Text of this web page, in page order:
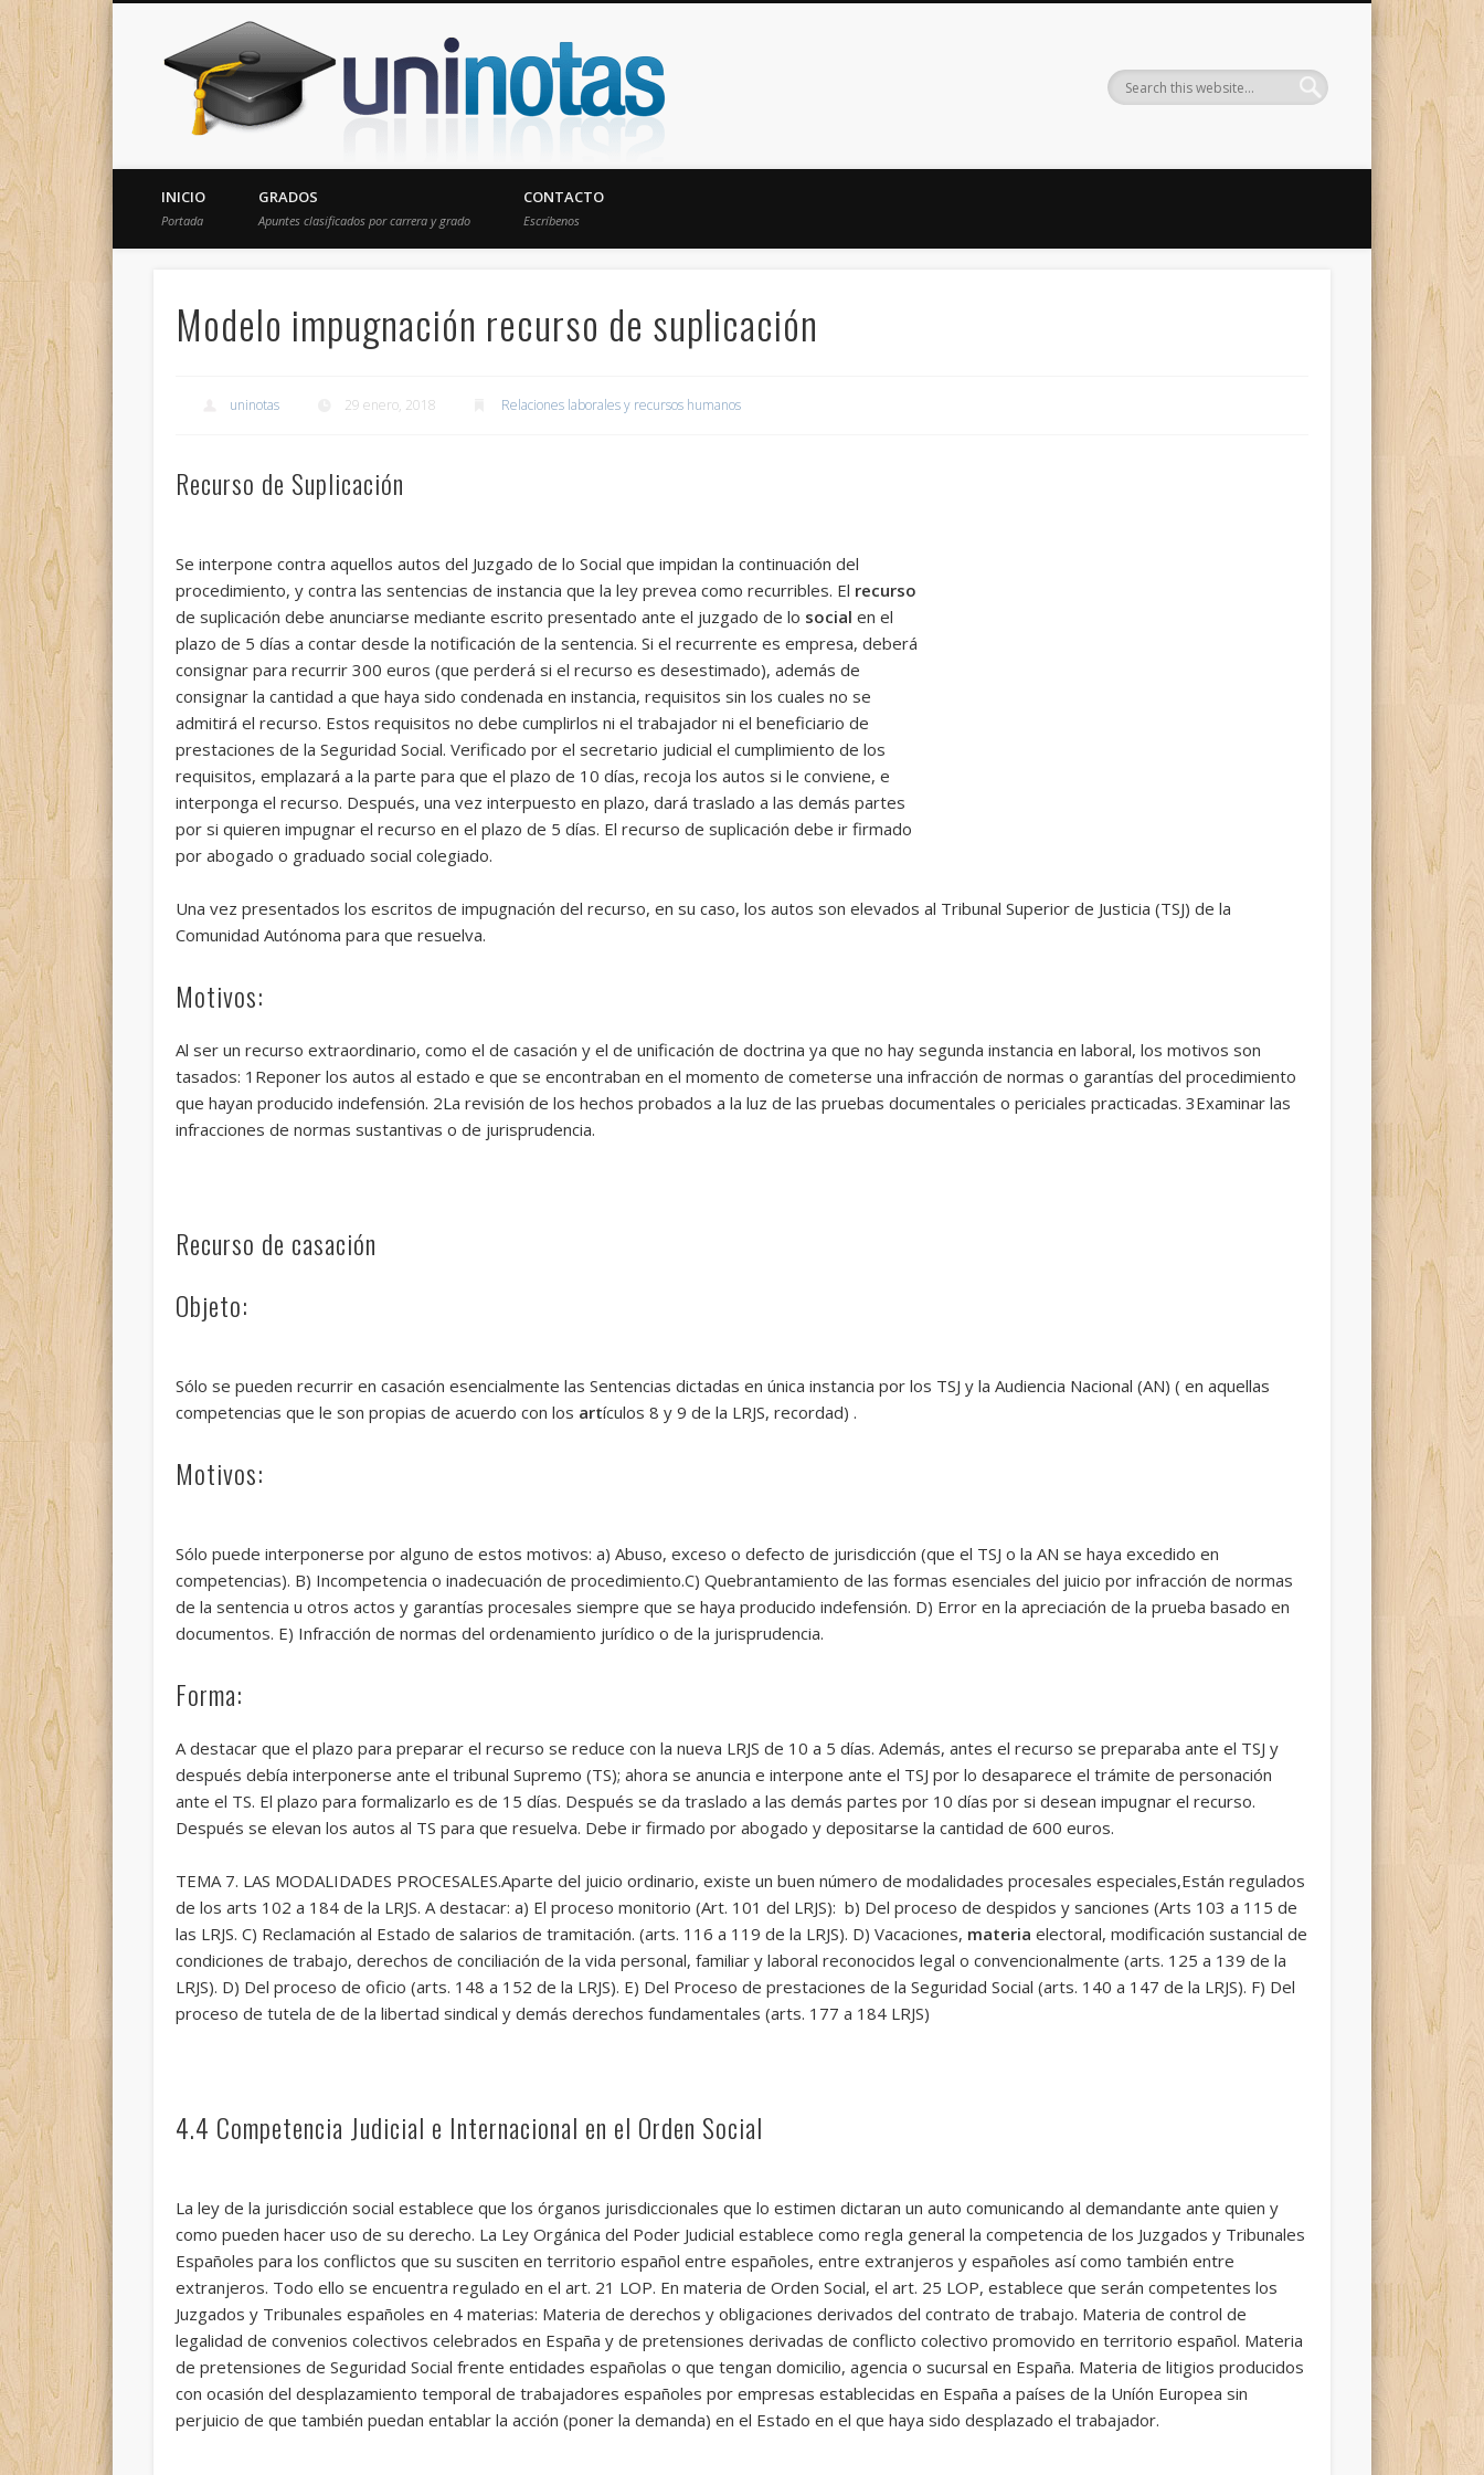
Donde encontrarás todas los apuntes de tu carrera
INICIO
Portada
GRADOS
Apuntes clasificados por carrera y grado
CONTACTO
Escríbenos
Modelo impugnación recurso de suplicación
uninotas 29 enero, 2018 Relaciones laborales y recursos humanos
Recurso de Suplicación
Se interpone contra aquellos autos del Juzgado de lo Social que impidan la continuación del
procedimiento, y contra las sentencias de instancia que la ley prevea como recurribles. El recurso
de suplicación debe anunciarse mediante escrito presentado ante el juzgado de lo social en el
plazo de 5 días a contar desde la notificación de la sentencia. Si el recurrente es empresa, deberá
consignar para recurrir 300 euros (que perderá si el recurso es desestimado), además de
consignar la cantidad a que haya sido condenada en instancia, requisitos sin los cuales no se
admitirá el recurso. Estos requisitos no debe cumplirlos ni el trabajador ni el beneficiario de
prestaciones de la Seguridad Social. Verificado por el secretario judicial el cumplimiento de los
requisitos, emplazará a la parte para que el plazo de 10 días, recoja los autos si le conviene, e
interponga el recurso. Después, una vez interpuesto en plazo, dará traslado a las demás partes
por si quieren impugnar el recurso en el plazo de 5 días. El recurso de suplicación debe ir firmado
por abogado o graduado social colegiado.
Una vez presentados los escritos de impugnación del recurso, en su caso, los autos son elevados al Tribunal Superior de Justicia (TSJ) de la
Comunidad Autónoma para que resuelva.
Motivos:
Al ser un recurso extraordinario, como el de casación y el de unificación de doctrina ya que no hay segunda instancia en laboral, los motivos son
tasados: 1Reponer los autos al estado e que se encontraban en el momento de cometerse una infracción de normas o garantías del procedimiento
que hayan producido indefensión. 2La revisión de los hechos probados a la luz de las pruebas documentales o periciales practicadas. 3Examinar las
infracciones de normas sustantivas o de jurisprudencia.
Recurso de casación
Objeto:
Sólo se pueden recurrir en casación esencialmente las Sentencias dictadas en única instancia por los TSJ y la Audiencia Nacional (AN) ( en aquellas
competencias que le son propias de acuerdo con los artículos 8 y 9 de la LRJS, recordad) .
Motivos:
Sólo puede interponerse por alguno de estos motivos: a) Abuso, exceso o defecto de jurisdicción (que el TSJ o la AN se haya excedido en
competencias). B) Incompetencia o inadecuación de procedimiento.C) Quebrantamiento de las formas esenciales del juicio por infracción de normas
de la sentencia u otros actos y garantías procesales siempre que se haya producido indefensión. D) Error en la apreciación de la prueba basado en
documentos. E) Infracción de normas del ordenamiento jurídico o de la jurisprudencia.
Forma:
A destacar que el plazo para preparar el recurso se reduce con la nueva LRJS de 10 a 5 días. Además, antes el recurso se preparaba ante el TSJ y
después debía interponerse ante el tribunal Supremo (TS); ahora se anuncia e interpone ante el TSJ por lo desaparece el trámite de personación
ante el TS. El plazo para formalizarlo es de 15 días. Después se da traslado a las demás partes por 10 días por si desean impugnar el recurso.
Después se elevan los autos al TS para que resuelva. Debe ir firmado por abogado y depositarse la cantidad de 600 euros.
TEMA 7. LAS MODALIDADES PROCESALES.Aparte del juicio ordinario, existe un buen número de modalidades procesales especiales,Están regulados
de los arts 102 a 184 de la LRJS. A destacar: a) El proceso monitorio (Art. 101 del LRJS): b) Del proceso de despidos y sanciones (Arts 103 a 115 de
las LRJS. C) Reclamación al Estado de salarios de tramitación. (arts. 116 a 119 de la LRJS). D) Vacaciones, materia electoral, modificación sustancial de
condiciones de trabajo, derechos de conciliación de la vida personal, familiar y laboral reconocidos legal o convencionalmente (arts. 125 a 139 de la
LRJS). D) Del proceso de oficio (arts. 148 a 152 de la LRJS). E) Del Proceso de prestaciones de la Seguridad Social (arts. 140 a 147 de la LRJS). F) Del
proceso de tutela de de la libertad sindical y demás derechos fundamentales (arts. 177 a 184 LRJS)
4.4 Competencia Judicial e Internacional en el Orden Social
La ley de la jurisdicción social establece que los órganos jurisdiccionales que lo estimen dictaran un auto comunicando al demandante ante quien y
como pueden hacer uso de su derecho. La Ley Orgánica del Poder Judicial establece como regla general la competencia de los Juzgados y Tribunales
Españoles para los conflictos que su susciten en territorio español entre españoles, entre extranjeros y españoles así como también entre
extranjeros. Todo ello se encuentra regulado en el art. 21 LOP. En materia de Orden Social, el art. 25 LOP, establece que serán competentes los
Juzgados y Tribunales españoles en 4 materias: Materia de derechos y obligaciones derivados del contrato de trabajo. Materia de control de
legalidad de convenios colectivos celebrados en España y de pretensiones derivadas de conflicto colectivo promovido en territorio español. Materia
de pretensiones de Seguridad Social frente entidades españolas o que tengan domicilio, agencia o sucursal en España. Materia de litigios producidos
con ocasión del desplazamiento temporal de trabajadores españoles por empresas establecidas en España a países de la Uníón Europea sin
perjuicio de que también puedan entablar la acción (poner la demanda) en el Estado en el que haya sido desplazado el trabajador.